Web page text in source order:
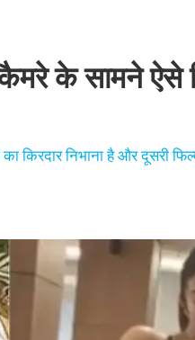
के सामने ऐसे
निभाना है और दूसरी